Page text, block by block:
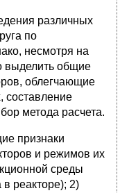
различных
по
несмотря на
выделить общие
облегчающие
составление
метода расчета.
признаки
и режимов их
среды
в реакторе); 2)